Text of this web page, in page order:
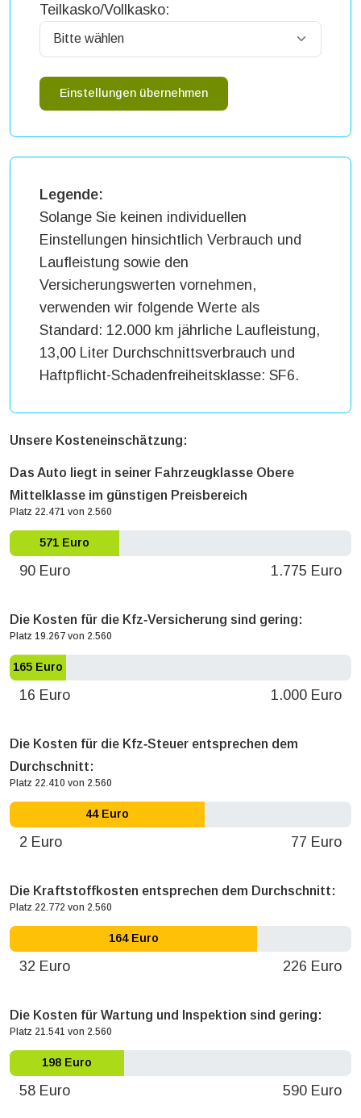
Teilkasko/Vollkasko:
Einstellungen übernehmen
Legende:
Solange Sie keinen individuellen
Einstellungen hinsichtlich Verbrauch und
Laufleistung sowie den
Versicherungswerten vornehmen,
verwenden wir folgende Werte als
Standard: 12.000 km jährliche Laufleistung,
13,00 Liter Durchschnittsverbrauch und
Haftpflicht-Schadenfreiheitsklasse: SF6.
Unsere Kosteneinschätzung:
Das Auto liegt in seiner Fahrzeugklasse Obere
Mittelklasse im günstigen Preisbereich
Platz 22.471 von 2.560
571 Euro
90 Euro 1.775 Euro
Die Kosten für die Kfz‐Versicherung sind gering:
Platz 19.267 von 2.560
165 Euro
16 Euro 1.000 Euro
Die Kosten für die Kfz‐Steuer entsprechen dem
Durchschnitt:
Platz 22.410 von 2.560
44 Euro
2 Euro 77 Euro
Die Kraftstoffkosten entsprechen dem Durchschnitt:
Platz 22.772 von 2.560
164 Euro
32 Euro 226 Euro
Die Kosten für Wartung und Inspektion sind gering:
Platz 21.541 von 2.560
198 Euro
58 Euro 590 Euro